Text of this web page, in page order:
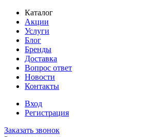
Каталог
Акции
Услуги
Блог
Бренды
Доставка
Вопрос ответ
Новости
Контакты
Вход
Регистрация
Заказать звонок